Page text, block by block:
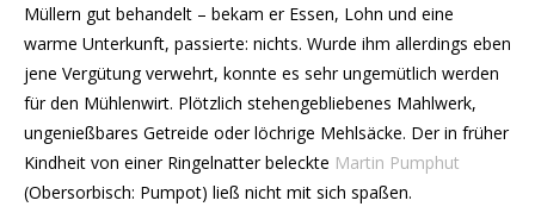
Müllern gut behandelt – bekam er Essen, Lohn und eine
warme Unterkunft, passierte: nichts. Wurde ihm allerdings eben
jene Vergütung verwehrt, konnte es sehr ungemütlich werden
für den Mühlenwirt. Plötzlich stehengebliebenes Mahlwerk,
ungenießbares Getreide oder löchrige Mehlsäcke. Der in früher
Kindheit von einer Ringelnatter beleckte Martin Pumphut
(Obersorbisch: Pumpot) ließ nicht mit sich spaßen.